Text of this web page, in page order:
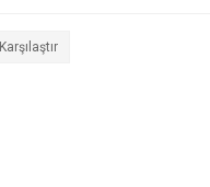
Karşılaştır